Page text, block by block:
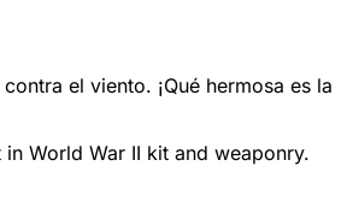
el viento. ¡Qué hermosa es la
World War II kit and weaponry.